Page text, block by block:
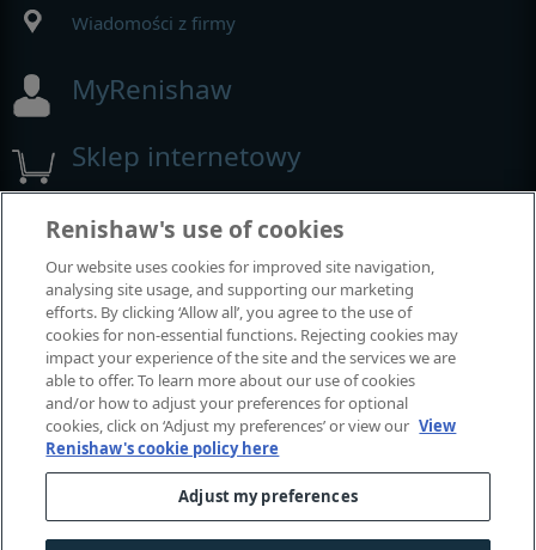
Wiadomości z firmy
MyRenishaw
Sklep internetowy
Wystawy i konferencje
Nasza obecność na imprezach branżowych
Renishaw's use of cookies
Our website uses cookies for improved site navigation,
analysing site usage, and supporting our marketing
efforts. By clicking ‘Allow all’, you agree to the use of
cookies for non-essential functions. Rejecting cookies may
impact your experience of the site and the services we are
able to offer. To learn more about our use of cookies
and/or how to adjust your preferences for optional
cookies, click on ‘Adjust my preferences’ or view our View
Renishaw's cookie policy here
Adjust my preferences